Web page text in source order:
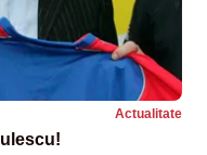
Actualitate